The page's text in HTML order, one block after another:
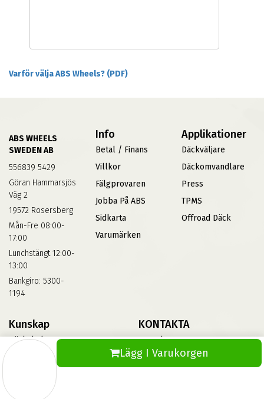
Lägg I Varukorgen
Varför välja ABS Wheels? (PDF)
ABS WHEELS
SWEDEN AB
556839 5429
Göran Hammarsjös
Väg 2
19572 Rosersberg
Mån-Fre 08:00-
17:00
Lunchstängt 12:00-
13:00
Bankgiro: 5300-
1194
Info
Betal / Finans
Villkor
Fälgprovaren
Jobba På ABS
Sidkarta
Varumärken
Applikationer
Däckväljare
Däckomvandlare
Press
TPMS
Offroad Däck
Kunskap
Däckskola
Informationsbank Av Däck
KONTAKTA
Kontakta Oss
Vinterdäck